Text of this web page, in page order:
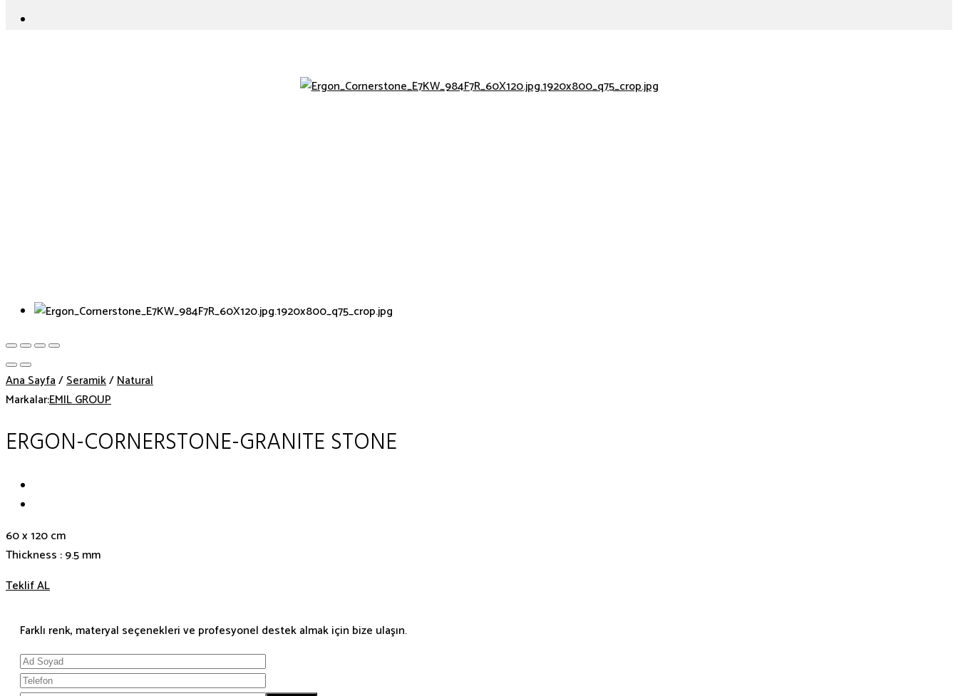
Ana Sayfa/Seramik/Natural
Markalar:EMIL GROUP
ERGON-CORNERSTONE-GRANITE STONE
60 x 120 cm
Thickness : 9.5 mm
Teklif AL
Farklı renk, materyal seçenekleri ve profesyonel destek almak için bize ulaşın.